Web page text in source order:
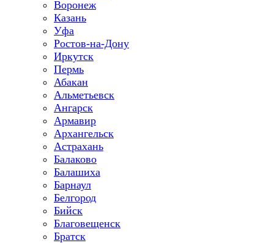
Воронеж
Казань
Уфа
Ростов-на-Дону
Иркутск
Пермь
Абакан
Альметьевск
Ангарск
Армавир
Архангельск
Астрахань
Балаково
Балашиха
Барнаул
Белгород
Бийск
Благовещенск
Братск